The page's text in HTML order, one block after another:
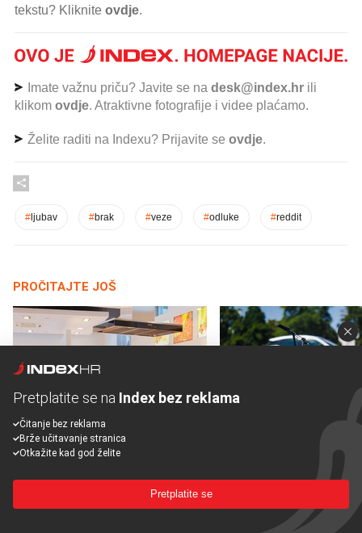
tekstu? Kliknite ovdje.
Imate važnu priču? Javite se na desk@index.hr ili
klikom ovdje. Atraktivne fotografije i videe plaćamo.
Želite raditi na Indexu? Prijavite se ovdje.
#ljubav #brak #veze #odluke #reddit
PROČITAJTE JOŠ
Mjesecima planiramo novu
donesemo u samo deset
legendarnog Ponyja?
Pretplatite se na Index bez reklama
Čitanje bez reklama
Brže učitavanje stranica
Otkažite kad god želite
Pretplatite se